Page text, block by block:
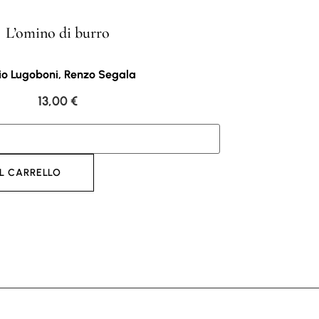
L’omino di burro
Lugoboni, Renzo Segala
13,00€
CARRELLO